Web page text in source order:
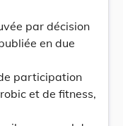
par décision
en due
participation
et de fitness,